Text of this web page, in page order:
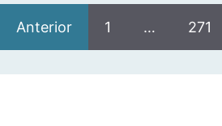
Anterior 1 … 271